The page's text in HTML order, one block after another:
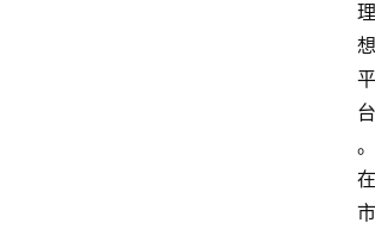
理
想
平
台
。
在
市